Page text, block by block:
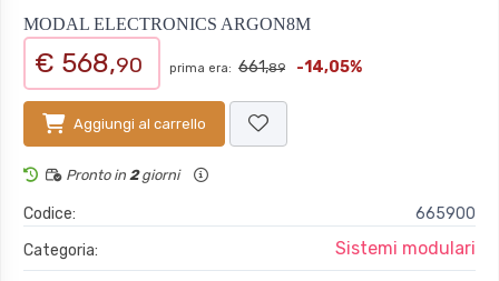
MODAL ELECTRONICS ARGON8M
€ 568,90 prima era: 661,89 -14,05%
Aggiungi al carrello
Pronto in 2giorni
Codice:
665900
Categoria:
Sistemi modulari